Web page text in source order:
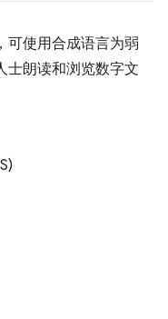
可使用合成语言为弱
士朗读和浏览数字文